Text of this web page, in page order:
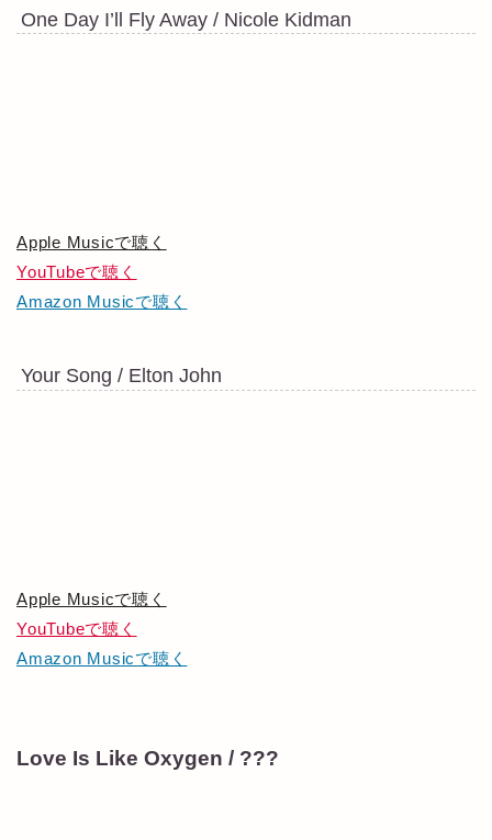
One Day I’ll Fly Away / Nicole Kidman
Apple Musicで聴く
YouTubeで聴く
Amazon Musicで聴く
Your Song / Elton John
Apple Musicで聴く
YouTubeで聴く
Amazon Musicで聴く
Love Is Like Oxygen / ???